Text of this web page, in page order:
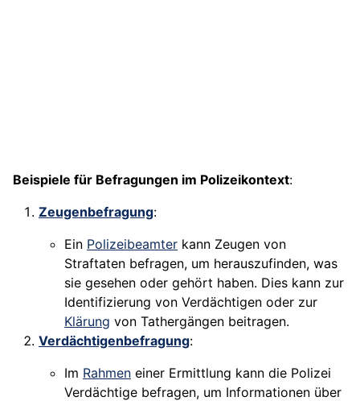
Beispiele für Befragungen im Polizeikontext:
Zeugenbefragung:
Ein Polizeibeamter kann Zeugen von
Straftaten befragen, um herauszufinden, was
sie gesehen oder gehört haben. Dies kann zur
Identifizierung von Verdächtigen oder zur
Klärung von Tathergängen beitragen.
Verdächtigenbefragung:
Im Rahmen einer Ermittlung kann die Polizei
Verdächtige befragen, um Informationen über